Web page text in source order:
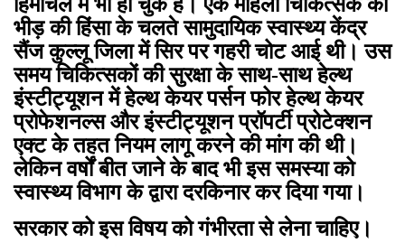
हिमाचल में भी हो चुके हैं। एक महिला चिकित्सक को
भीड़ की हिंसा के चलते सामुदायिक स्वास्थ्य केंद्र
सैंज कुल्लू जिला में सिर पर गहरी चोट आई थी। उस
समय चिकित्सकों की सुरक्षा के साथ-साथ हेल्थ
इंस्टीट्यूशन में हेल्थ केयर पर्सन फोर हेल्थ केयर
प्रोफेशनल्स और इंस्टीट्यूशन प्रॉपर्टी प्रोटेक्शन
एक्ट के तहत नियम लागू करने की मांग की थी।
लेकिन वर्षों बीत जाने के बाद भी इस समस्या को
स्वास्थ्य विभाग के द्वारा दरकिनार कर दिया गया।
सरकार को इस विषय को गंभीरता से लेना चाहिए।